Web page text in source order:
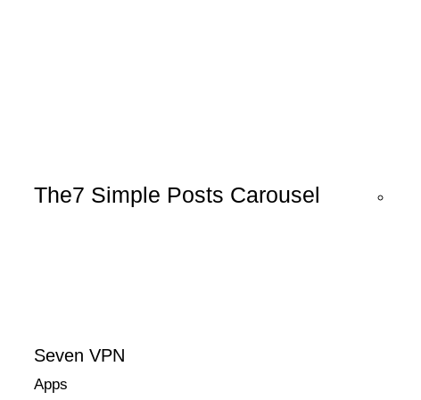
The7 Simple Posts Carousel
Seven VPN
Apps